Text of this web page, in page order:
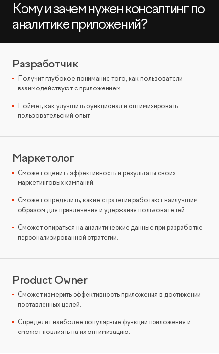
Кому и зачем нужен консалтинг по
аналитике приложений?
Разработчик
Получит глубокое понимание того, как пользователи
взаимодействуют с приложением.
Поймет, как улучшить функционал и оптимизировать
пользовательский опыт.
Маркетолог
Сможет оценить эффективность и результаты своих
маркетинговых кампаний.
Сможет определить, какие стратегии работают наилучшим
образом для привлечения и удержания пользователей.
Сможет опираться на аналитические данные при разработке
персонализированной стратегии.
Product Owner
Сможет измерить эффективность приложения в достижении
поставленных целей.
Определит наиболее популярные функции приложения и
сможет повлиять на их оптимизацию.